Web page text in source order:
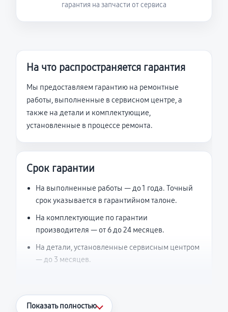
гарантия на запчасти от сервиса
На что распространяется гарантия
Мы предоставляем гарантию на ремонтные
работы, выполненные в сервисном центре, а
также на детали и комплектующие,
установленные в процессе ремонта.
Срок гарантии
На выполненные работы — до 1 года. Точный
срок указывается в гарантийном талоне.
На комплектующие по гарантии
производителя — от 6 до 24 месяцев.
На детали, установленные сервисным центром
— до 3 месяцев.
Что считается гарантийным случаем
Показать полностью